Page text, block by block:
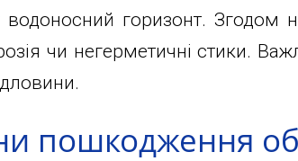
горизонт. Згодом
чи негерметичні стики.
пошкодження